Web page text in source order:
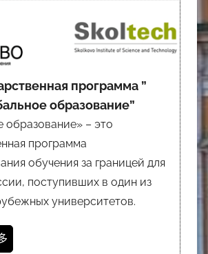
программа ”
образование”
образование» – это
программа
обучения за границей для
поступивших в один из
университетов.